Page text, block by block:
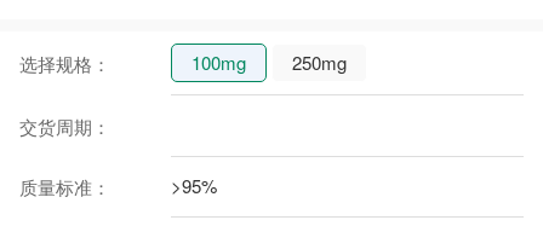
选择规格： 100mg 250mg
交货周期：
质量标准： >95%